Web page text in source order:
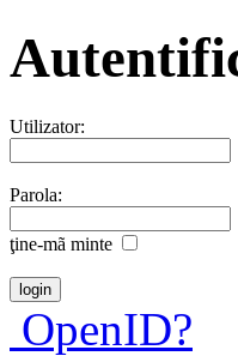
Utilizator:
Parola:
ţine-mã minte
OpenID?